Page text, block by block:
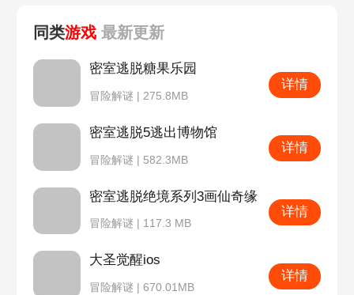
同类游戏 最新更新
密室逃脱糖果乐园
冒险解谜 | 275.8MB
详情
密室逃脱5逃出博物馆
冒险解谜 | 582.3MB
详情
密室逃脱绝境系列3画仙奇缘
冒险解谜 | 117.3 MB
详情
大圣觉醒ios
冒险解谜 | 670.01MB
详情